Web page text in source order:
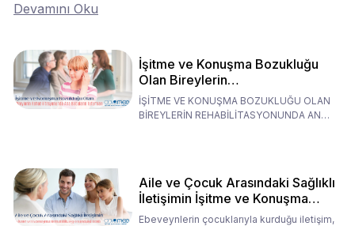
Devamını Oku
İşitme ve Konuşma Bozukluğu
Olan Bireylerin
Rehabilitasyonunda Ana
Babaların Tutumları
İŞİTME VE KONUŞMA BOZUKLUĞU OLAN
BİREYLERİN REHABİLİTASYONUNDA ANA
Aile ve Çocuk Arasındaki Sağlıklı
İletişimin İşitme ve Konuşma
Rehabilitasyonundaki Rolü
Ebeveynlerin çocuklarıyla kurduğu iletişim,